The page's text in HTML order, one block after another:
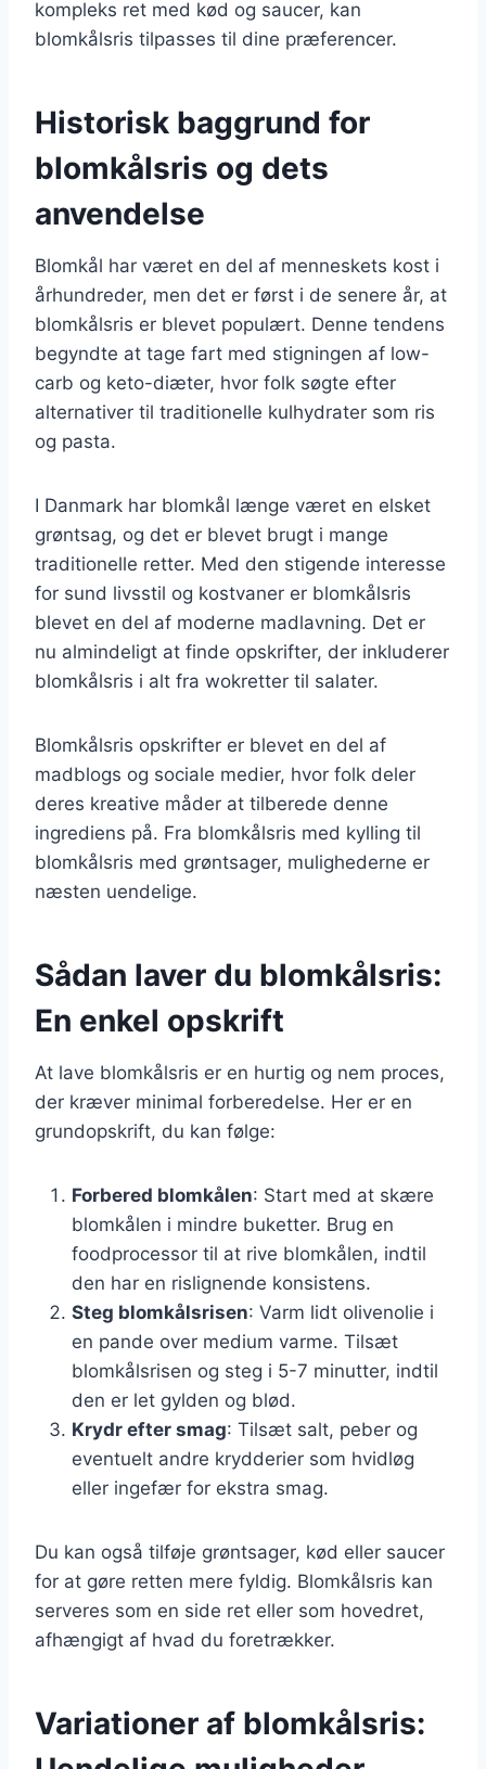
kompleks ret med kød og saucer, kan
blomkålsris tilpasses til dine præferencer.
Historisk baggrund for
blomkålsris og dets
anvendelse
Blomkål har været en del af menneskets kost i
århundreder, men det er først i de senere år, at
blomkålsris er blevet populært. Denne tendens
begyndte at tage fart med stigningen af low-
carb og keto-diæter, hvor folk søgte efter
alternativer til traditionelle kulhydrater som ris
og pasta.
I Danmark har blomkål længe været en elsket
grøntsag, og det er blevet brugt i mange
traditionelle retter. Med den stigende interesse
for sund livsstil og kostvaner er blomkålsris
blevet en del af moderne madlavning. Det er
nu almindeligt at finde opskrifter, der inkluderer
blomkålsris i alt fra wokretter til salater.
Blomkålsris opskrifter er blevet en del af
madblogs og sociale medier, hvor folk deler
deres kreative måder at tilberede denne
ingrediens på. Fra blomkålsris med kylling til
blomkålsris med grøntsager, mulighederne er
næsten uendelige.
Sådan laver du blomkålsris:
En enkel opskrift
At lave blomkålsris er en hurtig og nem proces,
der kræver minimal forberedelse. Her er en
grundopskrift, du kan følge:
Forbered blomkålen: Start med at skære
blomkålen i mindre buketter. Brug en
foodprocessor til at rive blomkålen, indtil
den har en rislignende konsistens.
Steg blomkålsrisen: Varm lidt olivenolie i
en pande over medium varme. Tilsæt
blomkålsrisen og steg i 5-7 minutter, indtil
den er let gylden og blød.
Krydr efter smag: Tilsæt salt, peber og
eventuelt andre krydderier som hvidløg
eller ingefær for ekstra smag.
Du kan også tilføje grøntsager, kød eller saucer
for at gøre retten mere fyldig. Blomkålsris kan
serveres som en side ret eller som hovedret,
afhængigt af hvad du foretrækker.
Variationer af blomkålsris: